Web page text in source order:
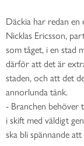
Däckia har redan
Nicklas Ericsson,
som tåget, i en stad
därför att det är
staden, och att det
annorlunda tänk.
- Branchen behöver
i skift med väldigt
ska bli spännande